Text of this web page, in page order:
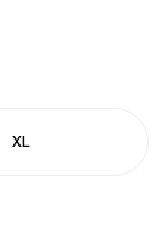
XL